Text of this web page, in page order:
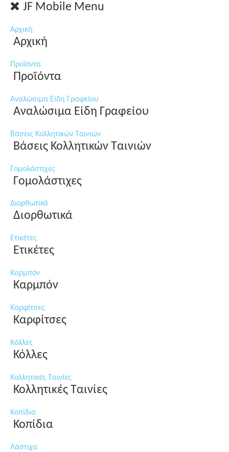
JF Mobile Menu
Αρχική
Αρχική
Προϊόντα
Προϊόντα
Αναλώσιμα Είδη Γραφείου
Αναλώσιμα Είδη Γραφείου
Βάσεις Κολλητικών Ταινιών
Βάσεις Κολλητικών Ταινιών
Γομολάστιχες
Γομολάστιχες
Διορθωτικά
Διορθωτικά
Ετικέτες
Ετικέτες
Καρμπόν
Καρμπόν
Καρφίτσες
Καρφίτσες
Κόλλες
Κόλλες
Κολλητικές Ταινίες
Κολλητικές Ταινίες
Κοπίδια
Κοπίδια
Λάστιχα